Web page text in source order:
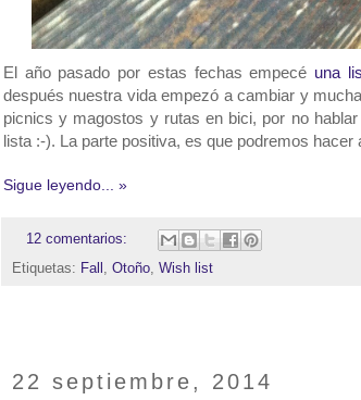
El año pasado por estas fechas empecé una
después nuestra vida empezó a cambiar y
picnics y magostos y rutas en bici, por no
lista :-). La parte positiva, es que podremos hacer
Sigue leyendo... »
12 comentarios:
Etiquetas: Fall , Otoño, Wish list
22 septiembre, 2014